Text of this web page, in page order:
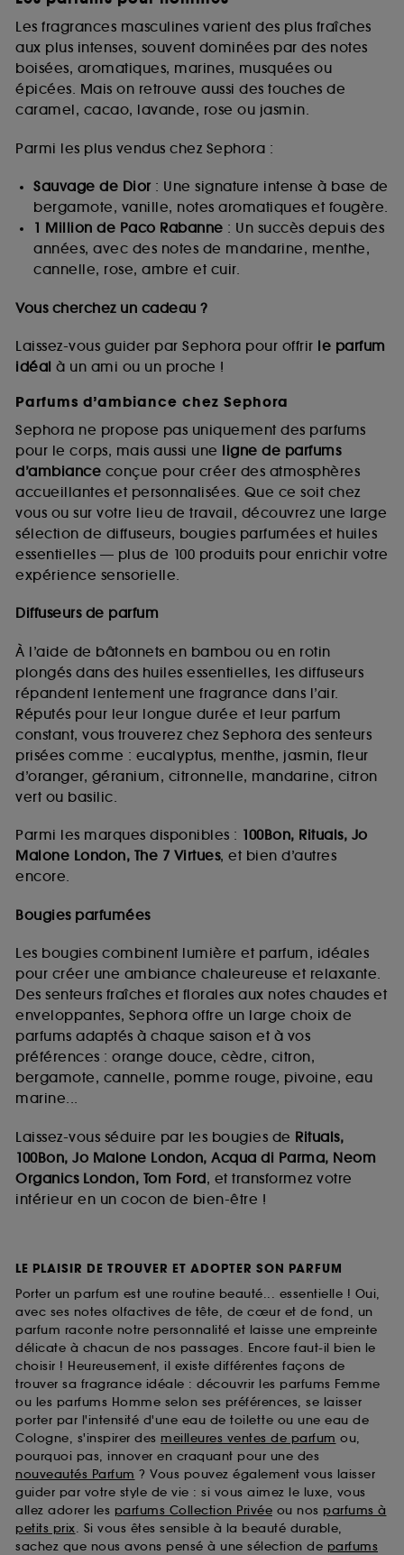
Les fragrances masculines varient des plus fraîches
aux plus intenses, souvent dominées par des notes
boisées, aromatiques, marines, musquées ou
épicées. Mais on retrouve aussi des touches de
caramel, cacao, lavande, rose ou jasmin.
Parmi les plus vendus chez Sephora :
Sauvage de Dior: Une signature intense à base de
bergamote, vanille, notes aromatiques et fougère.
1 Million de Paco Rabanne : Un succès depuis des
années, avec des notes de mandarine, menthe,
cannelle, rose, ambre et cuir.
Vous cherchez un cadeau ?
Laissez-vous guider par Sephora pour offrir le parfum
idéal à un ami ou un proche !
Parfums d’ambiance chez Sephora
Sephora ne propose pas uniquement des parfums
pour le corps, mais aussi une ligne de parfums
d’ambiance conçue pour créer des atmosphères
accueillantes et personnalisées. Que ce soit chez
vous ou sur votre lieu de travail, découvrez une large
sélection de diffuseurs, bougies parfumées et huiles
essentielles — plus de 100 produits pour enrichir votre
expérience sensorielle.
Diffuseurs de parfum
À l’aide de bâtonnets en bambou ou en rotin
plongés dans des huiles essentielles, les diffuseurs
répandent lentement une fragrance dans l’air.
Réputés pour leur longue durée et leur parfum
constant, vous trouverez chez Sephora des senteurs
prisées comme : eucalyptus, menthe, jasmin, fleur
d’oranger, géranium, citronnelle, mandarine, citron
vert ou basilic.
Parmi les marques disponibles : 100Bon, Rituals, Jo
Malone London, The 7 Virtues, et bien d’autres
encore.
Bougies parfumées
Les bougies combinent lumière et parfum, idéales
pour créer une ambiance chaleureuse et relaxante.
Des senteurs fraîches et florales aux notes chaudes et
enveloppantes, Sephora offre un large choix de
parfums adaptés à chaque saison et à vos
préférences : orange douce, cèdre, citron,
bergamote, cannelle, pomme rouge, pivoine, eau
marine...
Laissez-vous séduire par les bougies de Rituals,
100Bon, Jo Malone London, Acqua di Parma, Neom
Organics London, Tom Ford, et transformez votre
intérieur en un cocon de bien-être !
LE PLAISIR DE TROUVER ET ADOPTER SON PARFUM
Porter un parfum est une routine beauté... essentielle ! Oui,
avec ses notes olfactives de tête, de cœur et de fond, un
parfum raconte notre personnalité et laisse une empreinte
délicate à chacun de nos passages. Encore faut-il bien le
choisir ! Heureusement, il existe différentes façons de
trouver sa fragrance idéale : découvrir les parfums Femme
ou les parfums Homme selon ses préférences, se laisser
porter par l'intensité d'une eau de toilette ou une eau de
Cologne, s'inspirer des meilleures ventes de parfum ou,
pourquoi pas, innover en craquant pour une des
nouveautés Parfum ? Vous pouvez également vous laisser
guider par votre style de vie : si vous aimez le luxe, vous
allez adorer les parfums Collection Privée ou nos parfums à
petits prix. Si vous êtes sensible à la beauté durable,
sachez que nous avons pensé à une sélection de parfums